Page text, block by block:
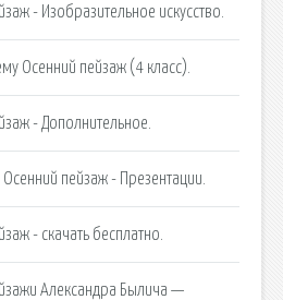
- Изобразительное искусство.
Осенний пейзаж (4 класс).
- Дополнительное.
Осенний пейзаж - Презентации.
- скачать бесплатно.
Александра Былича —